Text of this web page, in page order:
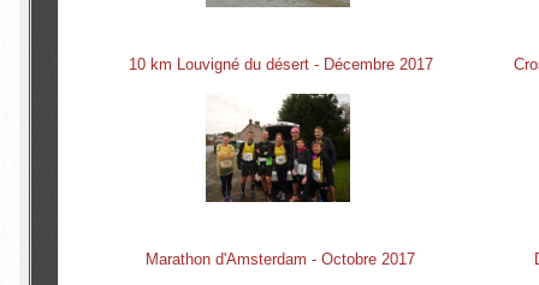
10 km Louvigné du désert - Décembre 2017
Marathon d'Amsterdam - Octobre 2017